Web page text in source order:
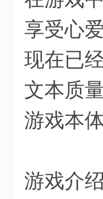
享受心
现在已
文本质
游戏本
游戏介绍